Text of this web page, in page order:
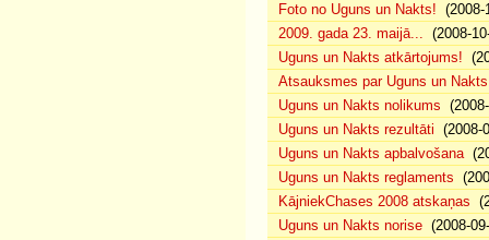
Foto no Uguns un Nakts! (2008-
2009. gada 23. maijā... (2008-
Uguns un Nakts atkārtojums!
Atsauksmes par Uguns un Nakts
Uguns un Nakts nolikums
Uguns un Nakts rezultāti (2008-
Uguns un Nakts apbalvošana
Uguns un Nakts reglaments
KājniekChases 2008 atskaņas
Uguns un Nakts norise (2008-